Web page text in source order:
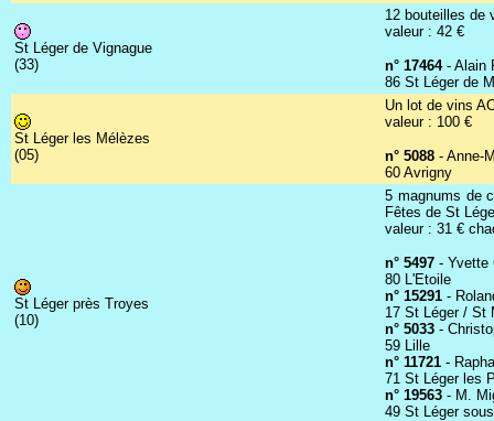
St Léger de Vignague
(33)
12 bouteilles de
valeur : 42 €
n° 17464- Alain
86 St Léger de
St Léger les Mélèzes
(05)
Un lot de vins
valeur : 100 €
n° 5088 - Anne-
60 Avrigny
St Léger près Troyes
(10)
5 magnums de
Fêtes de St
valeur : 31 €
n° 5497 - Yvette
80 L'Etoile
n° 15291 -
17 St Léger / St
n° 5033 -
59 Lille
n° 11721 -
71 St Léger les
n° 19563 - M.
49 St Léger